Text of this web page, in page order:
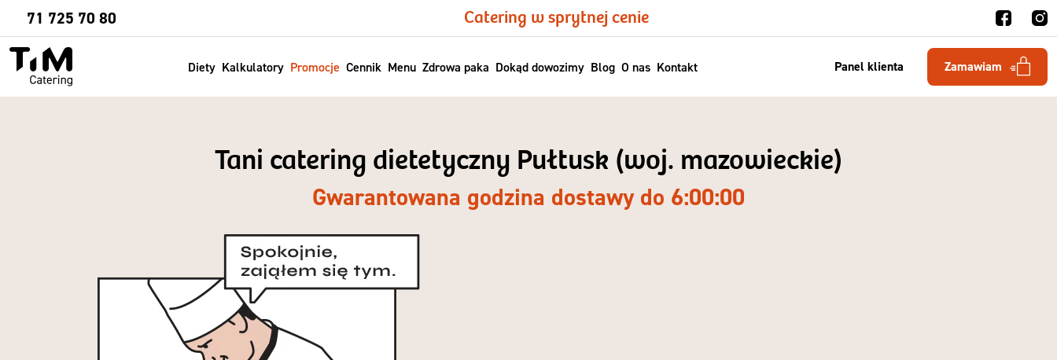
71 725 70 80 Catering w sprytnej cenie
Panel klienta Zamawiam
Diety Kalkulatory Promocje Cennik Menu Zdrowa paka Dokąd dowozimy Blog O nas Kontakt
Sprawdź
Tani catering dietetyczny Pułtusk (woj. mazowieckie)
Gwarantowana godzina dostawy do 6:00:00